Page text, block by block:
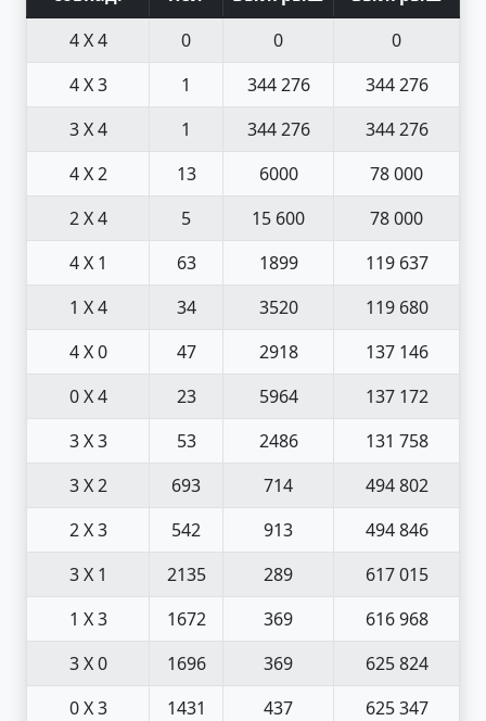
4 X 4
0 0
0
4 X 3
1 344 276
344 276
3 X 4
1 344 276
344 276
4 X 2
13 6000
78 000
2 X 4
5 15 600
78 000
4 X 1
63 1899
119 637
1 X 4
34 3520
119 680
4 X 0
47 2918
137 146
0 X 4
23 5964
137 172
3 X 3
53 2486
131 758
3 X 2
693 714
494 802
2 X 3
542 913
494 846
3 X 1
2135 289
617 015
1 X 3
1672 369
616 968
3 X 0
1696 369
625 824
0 X 3
1431 437
625 347